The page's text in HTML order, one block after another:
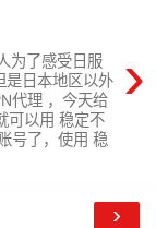
›
为了感受日服
是日本地区以外
代理 ，今天给
可以用 稳定不
号了，使用 稳
›